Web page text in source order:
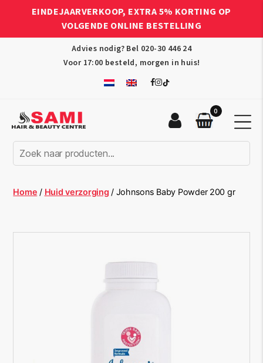
EINDEJAARVERKOOP, EXTRA 5% KORTING OP
VOLGENDE ONLINE BESTELLING
Advies nodig? Bel 020-30 446 24
Voor 17:00 besteld, morgen in huis!
Afro
Hair
Beauty
Centre
0
Home / Huid verzorging / Johnsons Baby Powder 200 gr